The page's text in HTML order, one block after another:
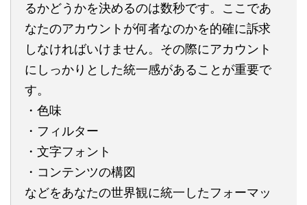
るかどうかを決めるのは数秒です。ここであ
なたのアカウントが何者なのかを的確に訴求
しなければいけません。その際にアカウント
にしっかりとした統一感があることが重要で
す。
・色味
・フィルター
・文字フォント
・コンテンツの構図
などをあなたの世界観に統一したフォーマッ